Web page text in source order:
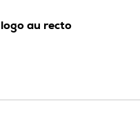
au recto